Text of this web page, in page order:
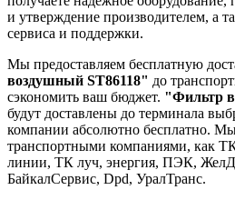
и утверждение производителем, а
сервиса и поддержки.
Мы предоставляем бесплатную
воздушный ST86118" до
сэкономить ваш бюджет. "Фильтр
будут доставлены до терминала
компании абсолютно бесплатно.
транспортными компаниями, как
линии, ТК луч, энергия, ПЭК,
БайкалСервис, Dpd, УралТранс.